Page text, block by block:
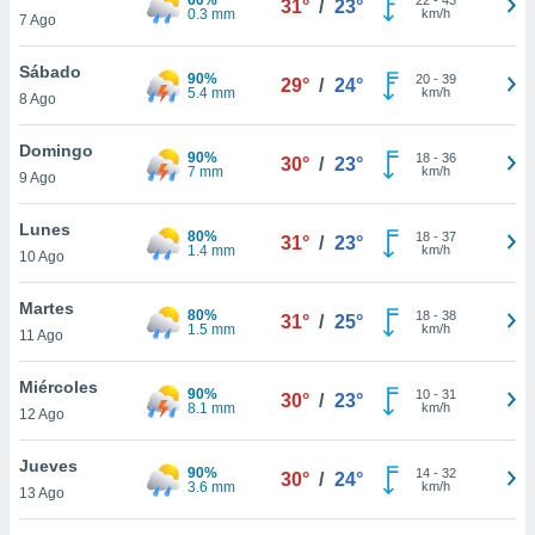
más
nuestra
y
de
disponible
cookies
aceptar
7 Ago
0.3 mm
31° / 23°
km/h
Sábado
8 Ago
90%
5.4 mm
29° / 24° 20- 39
km/h
Domingo
9 Ago
90%
7 mm
30° / 23° 18- 36
km/h
Lunes
10 Ago
80%
1.4 mm
31° / 23° 18- 37
km/h
Martes
11 Ago
80%
1.5 mm
31° / 25° 18- 38
km/h
Miércoles
12 Ago
90%
8.1 mm
30° / 23° 10- 31
km/h
Jueves
13 Ago
90%
3.6 mm
30° / 24° 14- 32
km/h